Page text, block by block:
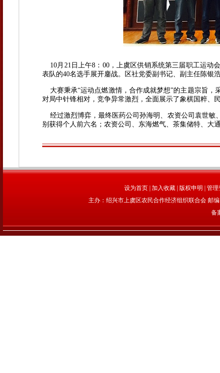
10月21日上午8：00，上虞区供销系统第三届职工运
表队的40名选手展开鏖战。
区社党委副书记、副主任陈银
大赛秉承“运动点燃激情，合作成就梦想”的主题宗旨，
对局中针锋相对，竞争异常激烈，全面展示了象棋国粹、
经过激烈博弈，最终医药公司孙海明、农资公司袁世敏
别获得个人前六名；农资公司、东海燃气、茶集储特、大
设为首页 加入收藏 版权申明
管理
主办：绍兴市上虞区农民合作经济组织联合会 邮
备